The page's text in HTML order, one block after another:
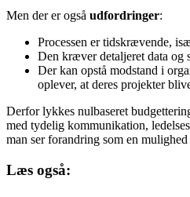
Men der er også udfordringer:
Processen er tidskrævende,
Den kræver detaljeret data
Der kan opstå modstand i
oplever, at deres projekter
Derfor lykkes nulbaseret
med tydelig kommunikation,
man ser forandring som en
Læs også: